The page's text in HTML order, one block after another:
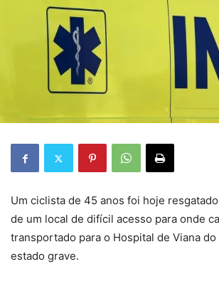
Um ciclista de 45 anos foi hoje
de um local de difícil acesso para onde
transportado para o Hospital de Viana do
estado grave.